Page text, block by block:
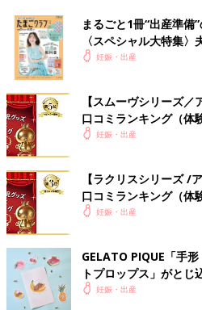
まるごと1冊“出産準備
〈スペシャル大特集
妊娠・出産
【スムーヴシリーズ
口コミランキング（体
妊娠・出産
【ラクリスシリーズ
口コミランキング（体
妊娠・出産
GELATO PIQUE「手
トプロップス」がとじ
ラブ』春号が発売中！
妊娠・出産